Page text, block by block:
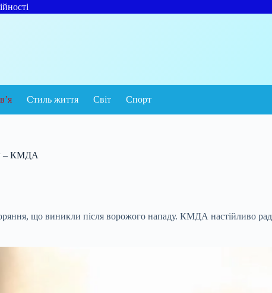
Стиль життя Світ Спорт
– КМДА
що виникли після ворожого нападу. КМДА настійливо